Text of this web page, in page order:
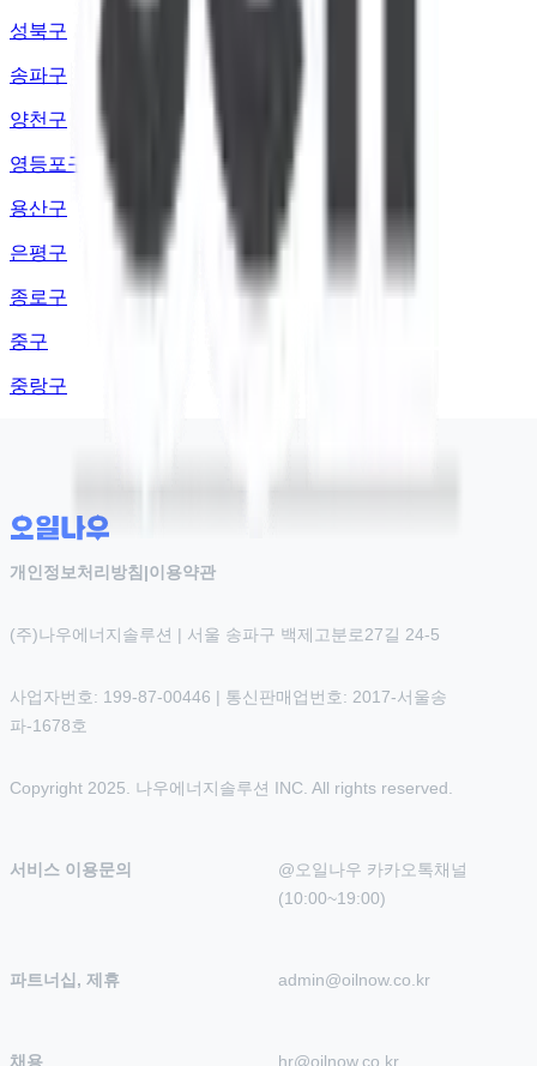
성북구
송파구
양천구
영등포구
용산구
은평구
종로구
중구
중랑구
개인정보처리방침 |이용약관
(주)나우에너지솔루션 | 서울 송파구 백제고분로27길 24-5
사업자번호: 199-87-00446 | 통신판매업번호: 2017-서울송
파-1678호
Copyright 2025. 나우에너지솔루션 INC. All rights reserved.
서비스 이용문의
@오일나우 카카오톡채널
(10:00~19:00)
파트너십, 제휴 admin@oilnow.co.kr
채용 hr@oilnow.co.kr